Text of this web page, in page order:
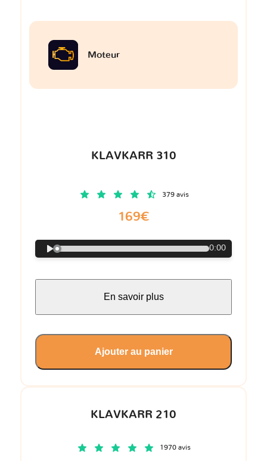
KLAVKARR 210
1970 avis
Moteur
KLAVKARR 310
379 avis
169€
0:00
En savoir plus
Ajouter au panier